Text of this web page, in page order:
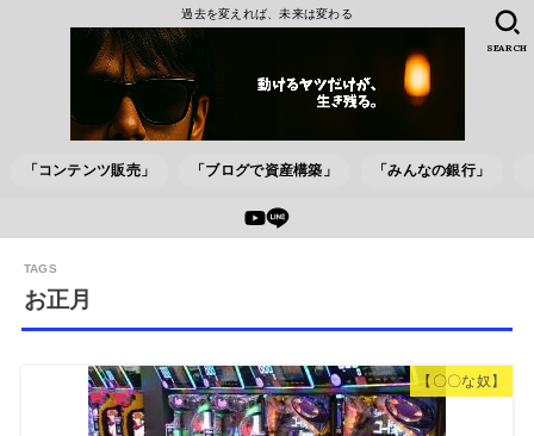
過去を変えれば、未来は変わる
「コンテンツ販売」 「ブログで資産構築」 「みんなの銀行」
SEARCH
お正月
【〇〇な奴】